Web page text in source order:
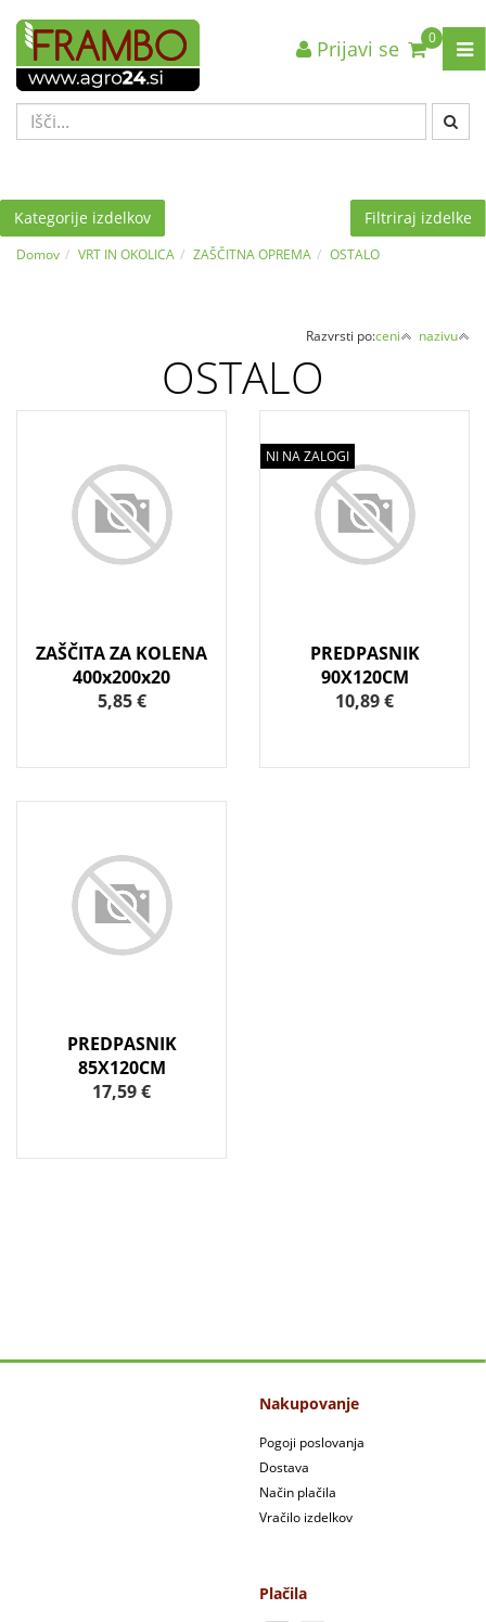
Nazaj en nivo
VRSTA 1
VRSTA 3
Nazaj en nivo
VRSTA 1
VRSTA 3
Nazaj en nivo
VRSTA 1
VRSTA 3
0
Prijavi se
Kategorije izdelkov Filtriraj izdelke
Domov VRT IN OKOLICA ZAŠČITNA OPREMA OSTALO
Razvrsti po:ceni nazivu
OSTALO
ZAŠČITA ZA KOLENA
400x200x20
5,85 €
NI NA ZALOGI
PREDPASNIK
90X120CM
10,89 €
PREDPASNIK
85X120CM
17,59 €
Nakupovanje
Pogoji poslovanja
Dostava
Način plačila
Vračilo izdelkov
Plačila